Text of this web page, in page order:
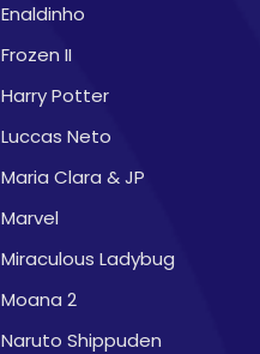
Enaldinho
Frozen II
Harry Potter
Luccas Neto
Maria Clara & JP
Marvel
Miraculous Ladybug
Moana 2
Naruto Shippuden